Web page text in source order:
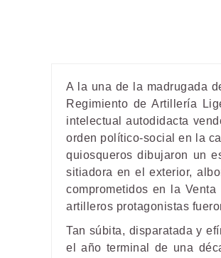
A la una de la madrugada
Regimiento de Artillería
intelectual autodidacta
orden político-social en la
quiosqueros dibujaron un
sitiadora en el exterior,
comprometidos en la
artilleros protagonistas
Tan súbita, disparatada y
el año terminal de una